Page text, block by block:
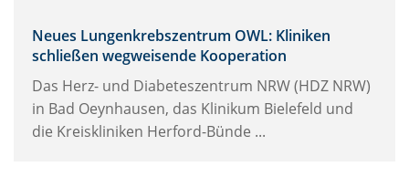
Neues Lungenkrebszentrum OWL: Kliniken
schließen wegweisende Kooperation
Das Herz- und Diabeteszentrum NRW (HDZ NRW)
in Bad Oeynhausen, das Klinikum Bielefeld und
die Kreiskliniken Herford-Bünde ...